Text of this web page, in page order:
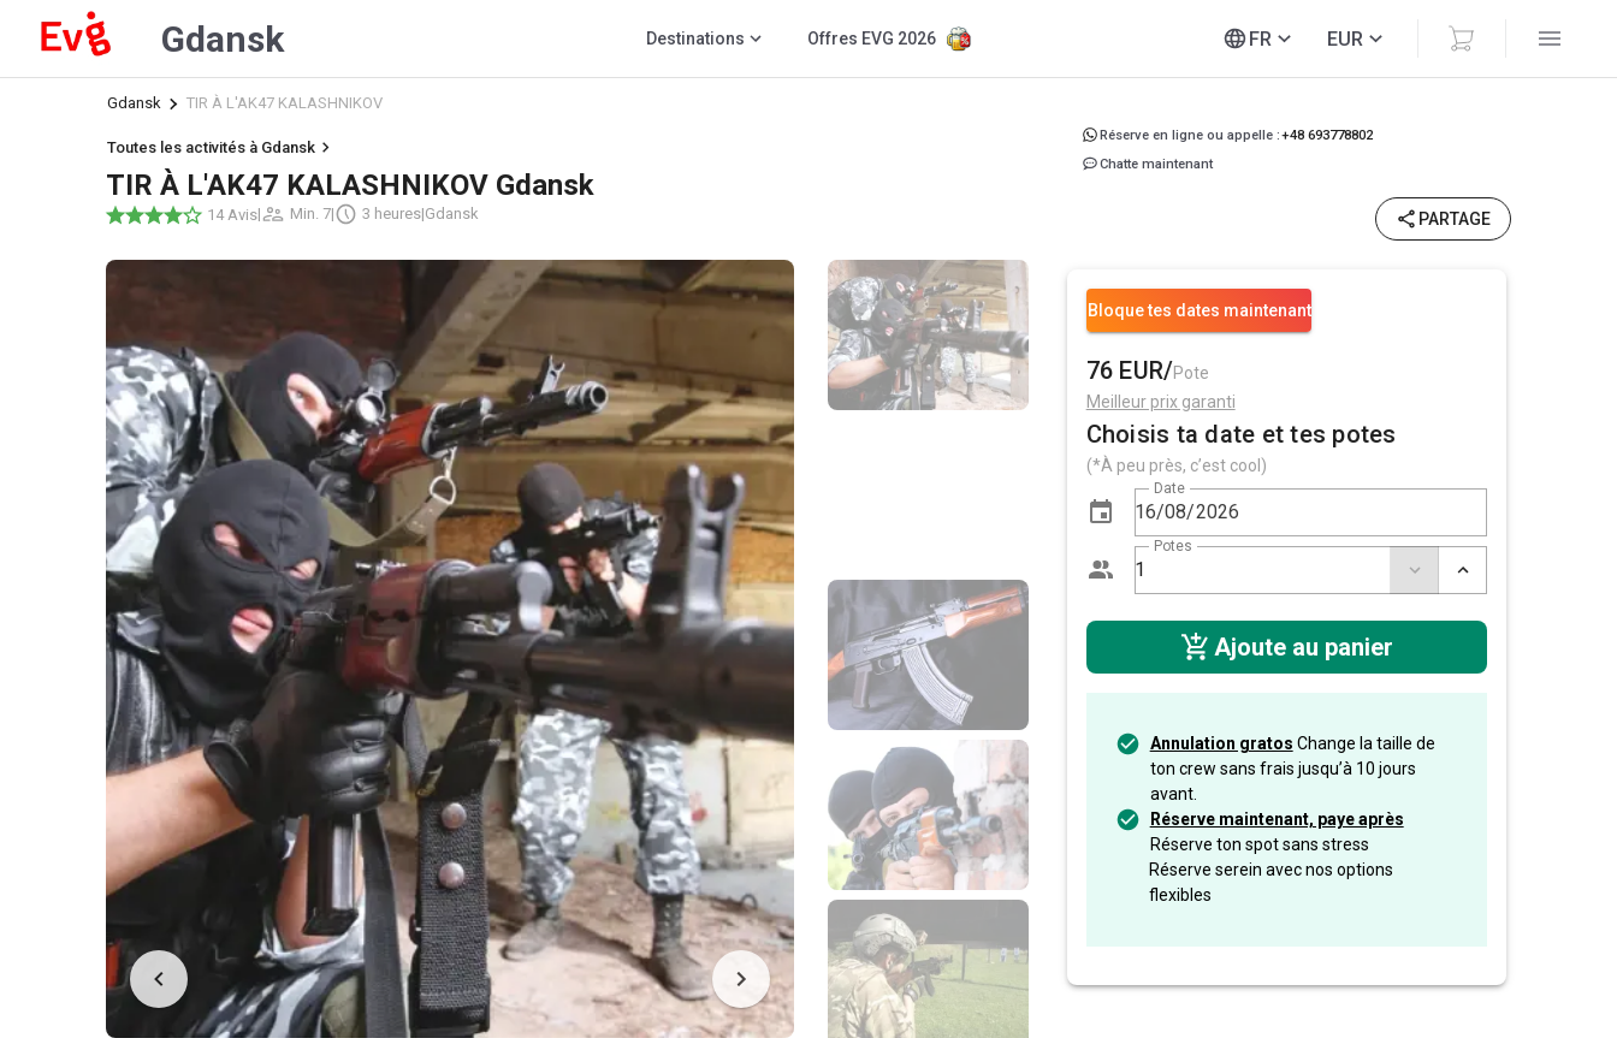
Gdansk Destinations Offres EVG 2026 FR EUR
Gdansk TIR À L'AK47 KALASHNIKOV
Toutes les activités à Gdansk
TIR À L'AK47 KALASHNIKOV Gdansk
14 Avis| Min. 7| 3 heures|Gdansk
Réserve en ligne ou appelle :+48 693778802
Chatte maintenant
PARTAGE
Bloque tes dates maintenant
76 EUR/Pote
Meilleur prix garanti
Choisis ta date et tes potes
(*À peu près, c’est cool)
Date
Potes
Ajoute au panier
Annulation gratos Change la taille de
ton crew sans frais jusqu’à 10 jours
avant.
Réserve maintenant, paye après
Réserve ton spot sans stress
Réserve serein avec nos options
flexibles